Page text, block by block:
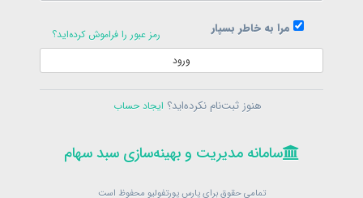
مرا به خاطر بسپار
رمز عبور را فراموش کرده‌اید؟
ورود
هنوز ثبت‌نام نکرده‌اید؟ ایجاد حساب
سامانه مدیریت و بهینه‌سازی سبد سهام
تمامی حقوق برای پارس پورتفولیو محفوظ است
ثبت‌نام
در حال حاضر عضو هستید؟فرم ورود
سامانه مدیریت و بهینه‌سازی سبد سهام
در حال حاضر عضو هستید؟
سامانه مدیریت و بهینه‌سازی سبد سهام
تمامی حقوق برای پارس پورتفولیو محفوظ است